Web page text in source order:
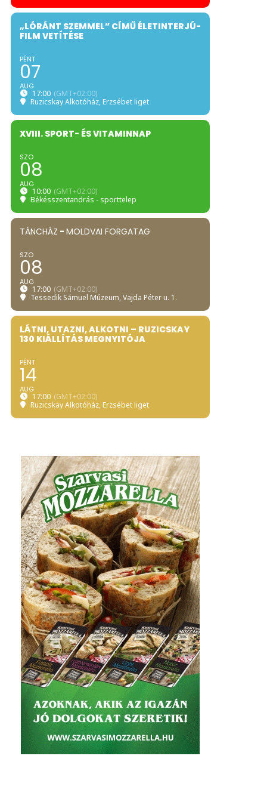
„LÓRÁNT SZEMMEL” CÍMŰ ÉLETINTERJÚ-
FILM VETÍTÉSE
PÉNT
07
AUG
17:00 (GMT+02:00)
Ruzicskay Alkotóház, Erzsébet liget
XVIII. SPORT- ÉS VITAMINNAP
SZO
08
AUG
10:00 (GMT+02:00)
Békésszentandrás - sporttelep
TÁNCHÁZ - MOLDVAI FORGATAG
SZO
08
AUG
17:00 (GMT+02:00)
Tessedik Sámuel Múzeum, Vajda Péter u. 1.
LÁTNI, UTAZNI, ALKOTNI – RUZICSKAY
130 KIÁLLÍTÁS MEGNYITÓJA
PÉNT
14
AUG
17:00 (GMT+02:00)
Ruzicskay Alkotóház, Erzsébet liget